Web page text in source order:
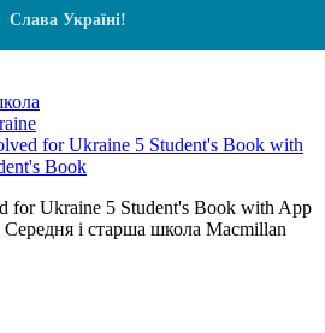
Слава Україні!
for Ukraine 5 Student's Book with
Book